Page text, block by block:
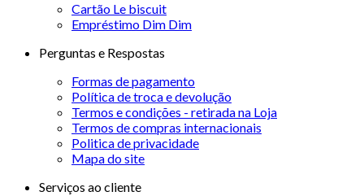
Cartão Le biscuit
Empréstimo Dim Dim
Perguntas e Respostas
Formas de pagamento
Política de troca e devolução
Termos e condições - retirada na Loja
Termos de compras internacionais
Politica de privacidade
Mapa do site
Serviços ao cliente